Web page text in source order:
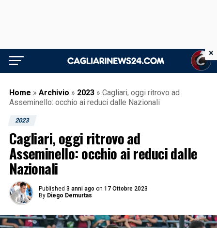
Home » Archivio » 2023 » Cagliari, oggi ritrovo ad
Asseminello: occhio ai reduci dalle Nazionali
2023
Cagliari, oggi ritrovo ad
Asseminello: occhio ai reduci dalle
Nazionali
Published 3 anni ago on 17 Ottobre 2023
By Diego Demurtas
×